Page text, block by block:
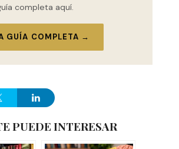
completa aquí.
GUÍA COMPLETA →
PUEDE INTERESAR